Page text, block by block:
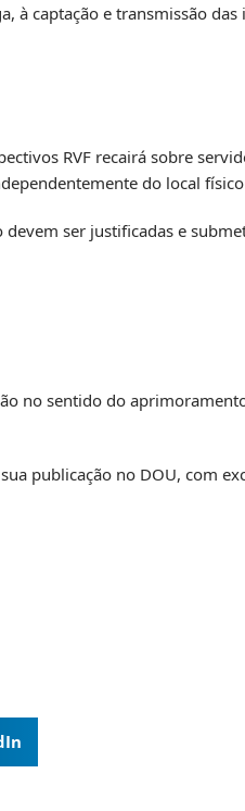
à captação e transmissão das
RVF recairá sobre
do local
ser justificadas e
no sentido do
publicação no DOU, com